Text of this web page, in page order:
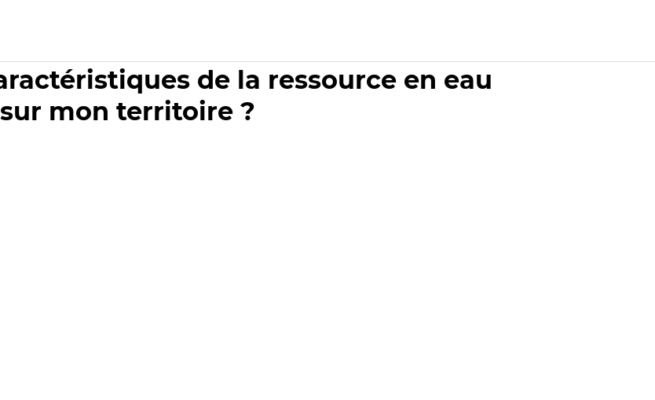
de la ressource en eau
sur mon territoire ?